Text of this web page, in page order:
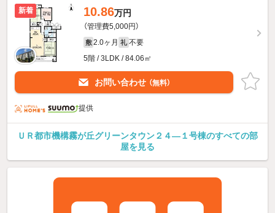
新着 10.86万円
（管理費5,000円）
敷 2.0ヶ月 礼 不要
5階 / 3LDK / 84.06㎡
お問い合わせ （無料）
提供
ＵＲ都市機構霧が丘グリーンタウン２４—１号棟のすべての部
屋を見る